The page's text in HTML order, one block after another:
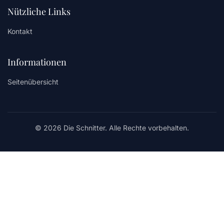
Nützliche Links
Kontakt
Informationen
Seitenübersicht
© 2026 Die Schnitter. Alle Rechte vorbehalten.